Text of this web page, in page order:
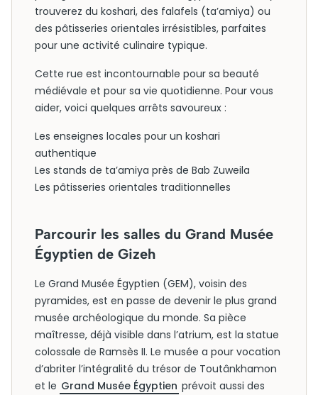
trouverez du koshari, des falafels (ta’amiya) ou
des pâtisseries orientales irrésistibles, parfaites
pour une activité culinaire typique.
Cette rue est incontournable pour sa beauté
médiévale et pour sa vie quotidienne. Pour vous
aider, voici quelques arrêts savoureux :
Les enseignes locales pour un koshari
authentique
Les stands de ta’amiya près de Bab Zuweila
Les pâtisseries orientales traditionnelles
Parcourir les salles du Grand Musée
Égyptien de Gizeh
Le Grand Musée Égyptien (GEM), voisin des
pyramides, est en passe de devenir le plus grand
musée archéologique du monde. Sa pièce
maîtresse, déjà visible dans l’atrium, est la statue
colossale de Ramsès II. Le musée a pour vocation
d’abriter l’intégralité du trésor de Toutânkhamon
et le Grand Musée Égyptien prévoit aussi des